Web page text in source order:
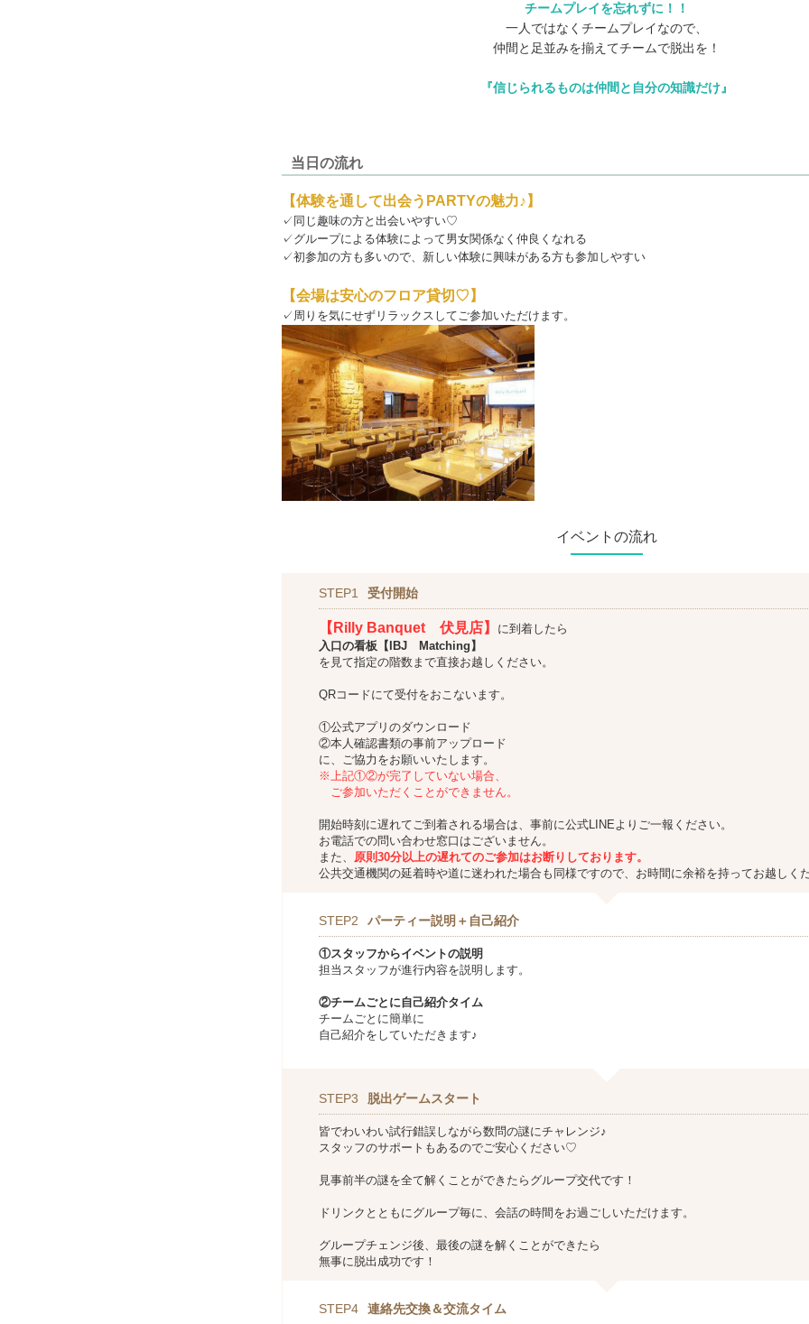
チームプレイを忘れずに！！
一人ではなくチームプレイなので、
仲間と足並みを揃えてチームで脱出を！
『信じられるものは仲間と自分の知識だけ』
当日の流れ
【体験を通して出会うPARTYの魅力♪】
✓同じ趣味の方と出会いやすい♡
✓グループによる体験によって男女関係なく仲良くなれる
✓初参加の方も多いので、新しい体験に興味がある方も参加しやすい
【会場は安心のフロア貸切♡】
✓周りを気にせずリラックスしてご参加いただけます。
イベントの流れ
STEP1 受付開始
【Rilly Banquet 伏見店】
に到着したら
入口の看板【IBJ Matching】
を見て指定の階数まで直接お越しください。
QRコードにて受付をおこないます。
①公式アプリのダウンロード
②本人確認書類の事前アップロード
に、ご協力をお願いいたします。
※上記①②が完了していない場合、
ご参加いただくことができません。
開始時刻に遅れてご到着される場合は、事前に公式LINEよりご一報ください。
お電話での問い合わせ窓口はございません。
また、 原則30分以上の遅れてのご参加はお断りしております。
公共交通機関の延着時や道に迷われた場合も同様ですので、お時間に余裕を持ってお越しく
STEP2 パーティー説明＋自己紹介
①スタッフからイベントの説明
担当スタッフが進行内容を説明します。
②チームごとに自己紹介タイム
チームごとに簡単に
自己紹介をしていただきます♪
STEP3 脱出ゲームスタート
皆でわいわい試行錯誤しながら数問の謎にチャレンジ♪
スタッフのサポートもあるのでご安心ください♡
見事前半の謎を全て解くことができたらグループ交代です！
ドリンクとともにグループ毎に、会話の時間をお過ごしいただけます。
グループチェンジ後、最後の謎を解くことができたら
無事に脱出成功です！
STEP4 連絡先交換＆交流タイム